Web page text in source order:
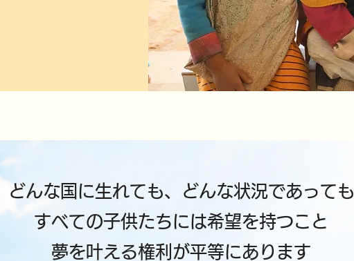
どんな国に生れても、どんな状況であっても
すべての子供たちには希望を持つこと
夢を叶える権利が平等にあります